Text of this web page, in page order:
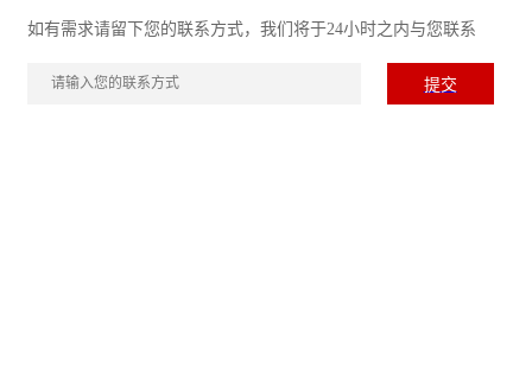
如有需求请留下您的联系方式，我们将于24小时之内与您联系